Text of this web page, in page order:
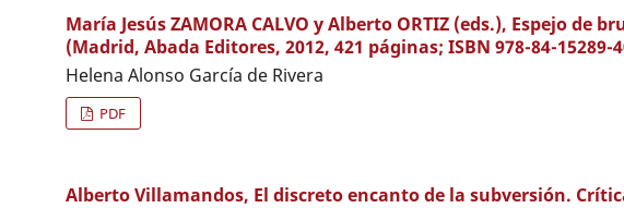
María Jesús ZAMORA CALVO y Alberto ORTIZ (eds.), Espejo
(Madrid, Abada Editores, 2012, 421 páginas; ISBN 978-84-15289-
Helena Alonso García de Rivera
PDF
Alberto Villamandos, El discreto encanto de la subversión.